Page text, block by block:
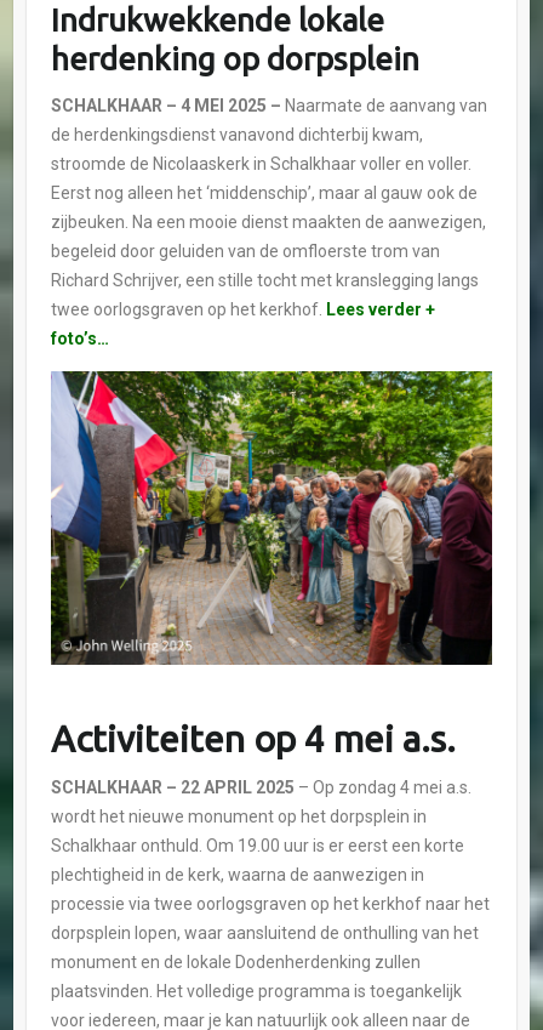
Indrukwekkende lokale
herdenking op dorpsplein
SCHALKHAAR – 4 MEI 2025 – Naarmate de aanvang van
de herdenkingsdienst vanavond dichterbij kwam,
stroomde de Nicolaaskerk in Schalkhaar voller en voller.
Eerst nog alleen het ‘middenschip’, maar al gauw ook de
zijbeuken. Na een mooie dienst maakten de aanwezigen,
begeleid door geluiden van de omfloerste trom van
Richard Schrijver, een stille tocht met kranslegging langs
twee oorlogsgraven op het kerkhof. Lees verder +
foto’s…
Activiteiten op 4 mei a.s.
SCHALKHAAR – 22 APRIL 2025 – Op zondag 4 mei a.s.
wordt het nieuwe monument op het dorpsplein in
Schalkhaar onthuld. Om 19.00 uur is er eerst een korte
plechtigheid in de kerk, waarna de aanwezigen in
processie via twee oorlogsgraven op het kerkhof naar het
dorpsplein lopen, waar aansluitend de onthulling van het
monument en de lokale Dodenherdenking zullen
plaatsvinden. Het volledige programma is toegankelijk
voor iedereen, maar je kan natuurlijk ook alleen naar de